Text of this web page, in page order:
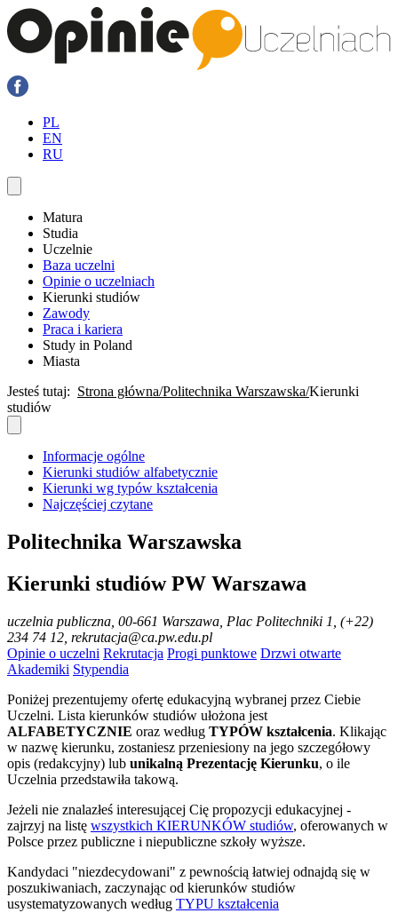
PL
EN
RU
Matura
Studia
Uczelnie
Baza uczelni
Opinie o uczelniach
Kierunki studiów
Zawody
Praca i kariera
Study in Poland
Miasta
Jesteś tutaj: Strona główna Politechnika Warszawska Kierunki
studiów
Informacje ogólne
Kierunki studiów alfabetycznie
Kierunki wg typów kształcenia
Najczęściej czytane
Politechnika Warszawska
Kierunki studiów PW Warszawa
uczelnia publiczna , 00-661 Warszawa, Plac Politechniki 1, (+22)
234 74 12, rekrutacja@ca.pw.edu.pl
Opinie o uczelni Rekrutacja Progi punktowe Drzwi otwarte
Akademiki Stypendia
Poniżej prezentujemy ofertę edukacyjną wybranej przez Ciebie
Uczelni. Lista kierunków studiów ułożona jest
ALFABETYCZNIE oraz według TYPÓW kształcenia. Klikając
w nazwę kierunku, zostaniesz przeniesiony na jego szczegółowy
opis (redakcyjny) lub unikalną Prezentację Kierunku, o ile
Uczelnia przedstawiła takową.
Jeżeli nie znalazłeś interesującej Cię propozycji edukacyjnej -
zajrzyj na listę wszystkich KIERUNKÓW studiów, oferowanych w
Polsce przez publiczne i niepubliczne szkoły wyższe.
Kandydaci "niezdecydowani" z pewnością łatwiej odnajdą się w
poszukiwaniach, zaczynając od kierunków studiów
usystematyzowanych według TYPU kształcenia